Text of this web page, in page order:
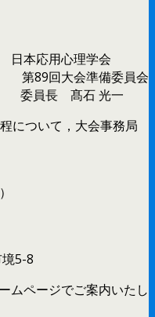
日本応用心理学会
第89回大会準備委員会
委員長 髙石 光一
について，大会事務局
5-8
ページでご案内いたし